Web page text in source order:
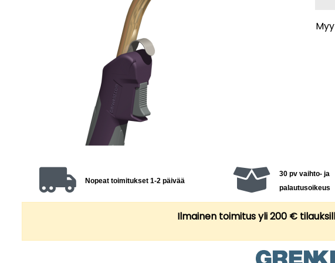
Nopeat toimitukset 1-2 päivää
30 pv vaihto- ja
palautusoikeus
Ilmainen toimitus yli 200 €